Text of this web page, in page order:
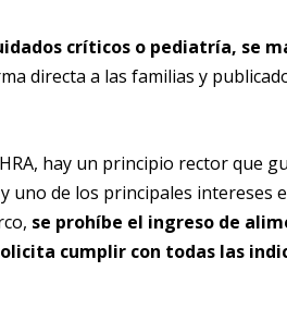
críticos o pediatría, se
directa a las familias y
hay un principio rector que
uno de los principales intereses
se prohíbe el ingreso de
cumplir con todas las